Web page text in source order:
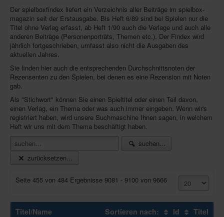
Abos/Subscriptions
Podcast
SpieleMag
Infos
Shop
Download spielbox Special 2025
Newsletter
Spieledatenbank
Premium login
Neuheiten-New Games
Köpfe-Heads
Branchen-/Wirtschaftsnews
Der spielboxfindex liefert ein Verzeichnis aller Beiträge im spielbox-
magazin seit der Erstausgabe. Bis Heft 6/89 sind bei Spielen nur die
Titel ohne Verlag erfasst, ab Heft 1/90 auch die Verlage und auch alle
anderen Beiträge (Personenporträts, Themen etc.). Der Findex wird
jährlich fortgeschrieben, umfasst also nicht die Ausgaben des
aktuellen Jahres.
Sie finden hier auch die entsprechenden Durchschnittsnoten der
Rezensenten zu den Spielen, bei denen es eine Rezension mit Noten
gab.
Als "Stichwort" können Sie einen Spieltitel oder einen Teil davon,
einen Verlag, ein Thema oder was auch immer eingeben. Wenn wir's
registriert haben, wird unsere Suchmaschine Ihnen sagen, in welchem
Heft wir uns mit dem Thema beschäftigt haben.
suchen...
zurücksetzen...
Seite 455 von 484 Ergebnisse 9081 - 9100 von 9666
Titel/Name Sortieren nach: Id Titel